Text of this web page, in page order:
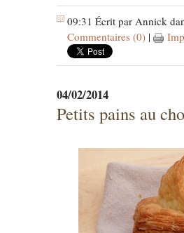
09:31 Écrit par Annick
Commentaires (0) |
04/02/2014
Petits pains au